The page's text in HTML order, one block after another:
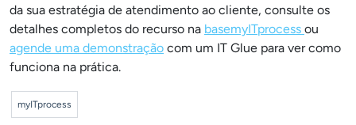
da sua estratégia de atendimento ao cliente, consulte os
detalhes completos do recurso na basemyITprocess ou
agende uma demonstração com um IT Glue para ver como
funciona na prática.
myITprocess